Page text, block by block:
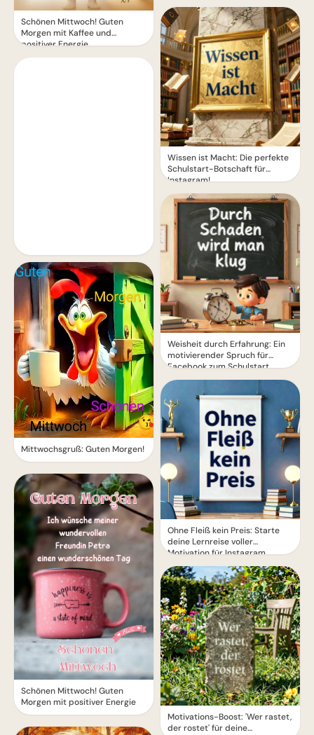
Schönen Mittwoch! Guten
Morgen mit Kaffee und
positiver Energie
Mittwochsgruß: Guten Morgen!
Schönen Mittwoch! Guten
Morgen mit positiver Energie
Wissen ist Macht: Die perfekte
Schulstart-Botschaft für
Instagram!
Weisheit durch Erfahrung: Ein
motivierender Spruch für
Facebook zum Schulstart.
Ohne Fleiß kein Preis: Starte
deine Lernreise voller
Motivation für Instagram
Motivations-Boost: 'Wer rastet,
der rostet' für deine